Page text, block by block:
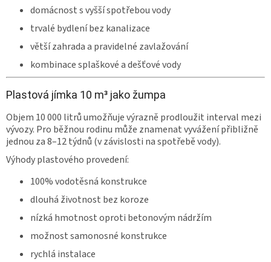
domácnost s vyšší spotřebou vody
trvalé bydlení bez kanalizace
větší zahrada a pravidelné zavlažování
kombinace splaškové a dešťové vody
Plastová jímka 10 m³ jako žumpa
Objem 10 000 litrů umožňuje výrazně prodloužit interval mezi
vývozy. Pro běžnou rodinu může znamenat vyvážení přibližně
jednou za 8–12 týdnů (v závislosti na spotřebě vody).
Výhody plastového provedení:
100% vodotěsná konstrukce
dlouhá životnost bez koroze
nízká hmotnost oproti betonovým nádržím
možnost samonosné konstrukce
rychlá instalace